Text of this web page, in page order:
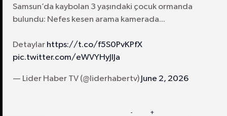
Samsun’da kaybolan 3 yaşındaki çocuk ormanda
bulundu: Nefes kesen arama kamerada...
Detaylar https://t.co/f5S0PvKPfX
pic.twitter.com/eWVYHyJlJa
— Lider Haber TV (@liderhabertv) June 2, 2026
- +